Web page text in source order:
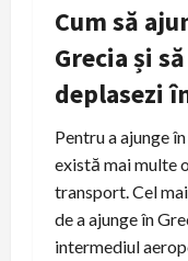
Cum să
Grecia și
deplasezi
Pentru a ajunge
există mai multe
transport. Cel
de a ajunge în
intermediul